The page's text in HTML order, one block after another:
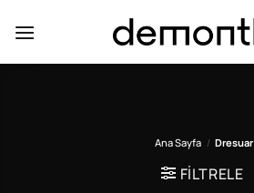
atla
Ana Sayfa / Dresuar
FILTRELE